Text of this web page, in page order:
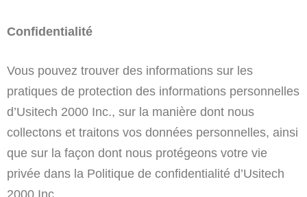
Confidentialité
Vous pouvez trouver des informations sur les
pratiques de protection des informations personnelles
d’Usitech 2000 Inc., sur la manière dont nous
collectons et traitons vos données personnelles, ainsi
que sur la façon dont nous protégeons votre vie
privée dans la Politique de confidentialité d’Usitech
2000 Inc.